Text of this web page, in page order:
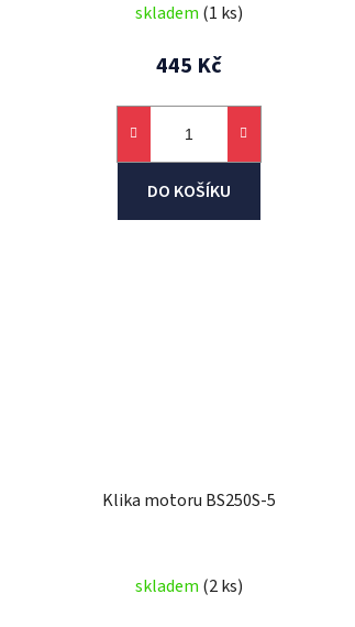
skladem (1 ks)
445 Kč
DO KOŠÍKU
Klika motoru BS250S-5
skladem (2 ks)